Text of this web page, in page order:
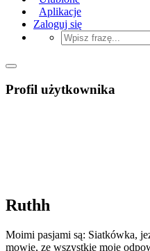
Aplikacje
Zaloguj się
Profil użytkownika
Ruthh
Moimi pasjami są: Siatkówka,
mowię, ze wszystkie moje